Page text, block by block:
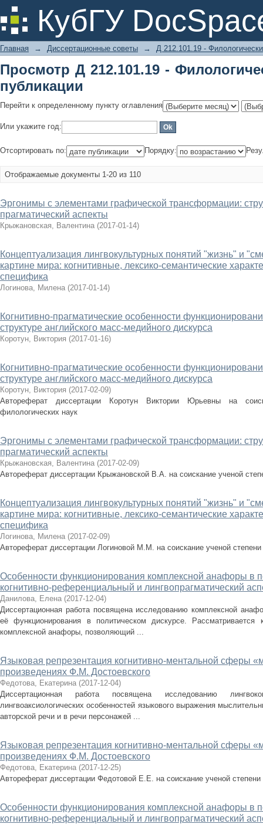
КубГУ
Просмотр Д 212.101.19 -
Главная → Диссертационные советы → Д 212.101.19 -
Просмотр Д 212.101.19 -
публикации
Перейти к определенному пункту оглавления
Или укажите год:
Отсортировать по: Порядку:
Отображаемые документы 1-20 из 110
Эргонимы с элементами графической трансформации:
прагматический аспекты
Крыжановская, Валентина (2017-01-14)
Концептуализация лингвокультурных понятий "жизнь" и
картине мира: когнитивные, лексико-семантические
специфика
Логинова, Милена (2017-01-14)
Когнитивно-прагматические особенности
структуре английского масс-медийного дискурса
Коротун, Виктория (2017-01-16)
Когнитивно-прагматические особенности
структуре английского масс-медийного дискурса
Коротун, Виктория (2017-02-09)
Автореферат диссертации Коротун Виктории Юрьевны на
филологических наук
Эргонимы с элементами графической трансформации:
прагматический аспекты
Крыжановская, Валентина (2017-02-09)
Автореферат диссертации Крыжановской В.А. на соискание ученой
Концептуализация лингвокультурных понятий "жизнь" и
картине мира: когнитивные, лексико-семантические
специфика
Логинова, Милена (2017-02-09)
Автореферат диссертации Логиновой М.М. на соискание ученой
Особенности функционирования комплексной анафоры в
когнитивно-референциальный и лингвопрагматический
Данилова, Елена (2017-12-04)
Диссертационная работа посвящена исследованию комплексной
её функционирования в политическом дискурсе. Рассматривается
комплексной анафоры, позволяющий ...
Языковая репрезентация когнитивно-ментальной сферы
произведениях Ф.М. Достоевского
Федотова, Екатерина (2017-12-04)
Диссертационная работа посвящена исследованию
лингвоаксиологических особенностей языкового выражения
авторской речи и в речи персонажей ...
Языковая репрезентация когнитивно-ментальной сферы
произведениях Ф.М. Достоевского
Федотова, Екатерина (2017-12-25)
Автореферат диссертации Федотовой Е.Е. на соискание ученой
Особенности функционирования комплексной анафоры в
когнитивно-референциальный и лингвопрагматический